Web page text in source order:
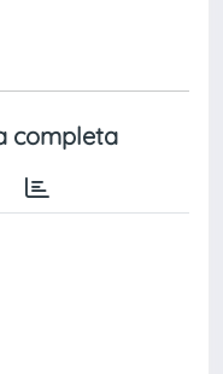
completa